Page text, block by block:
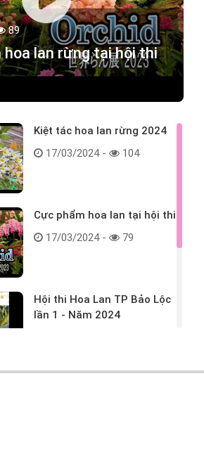
89
hoa lan rừng tại hội thi
Kiệt tác hoa lan rừng 2024
17/03/2024 -
104
Cực phẩm hoa lan tại hội thi
17/03/2024 -
79
Hội thi Hoa Lan TP Bảo Lộc
lần 1 - Năm 2024